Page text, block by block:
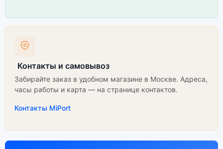
Контакты и самовывоз
Забирайте заказ в удобном магазине в Москве. Адреса,
часы работы и карта — на странице контактов.
Контакты MiPort